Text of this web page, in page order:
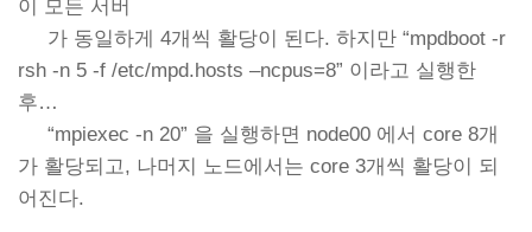
이 모든 서버
가 동일하게 4개씩 활당이 된다. 하지만 “mpdboot -r
rsh -n 5 -f /etc/mpd.hosts –ncpus=8” 이라고 실행한
후…
“mpiexec -n 20” 을 실행하면 node00 에서 core 8개
가 활당되고, 나머지 노드에서는 core 3개씩 활당이 되
어진다.